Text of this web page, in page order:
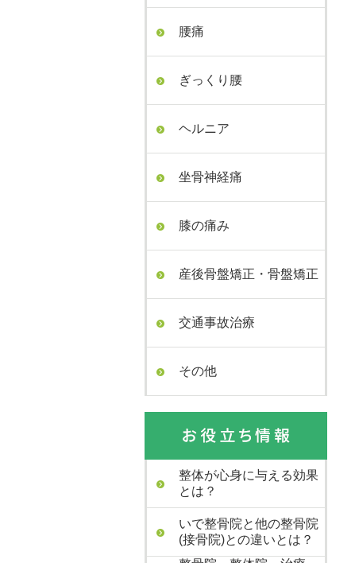
腰痛
ぎっくり腰
ヘルニア
坐骨神経痛
膝の痛み
産後骨盤矯正・骨盤矯正
交通事故治療
その他
整体が心身に与える効果
とは？
いで整骨院と他の整骨院
(接骨院)との違いとは？